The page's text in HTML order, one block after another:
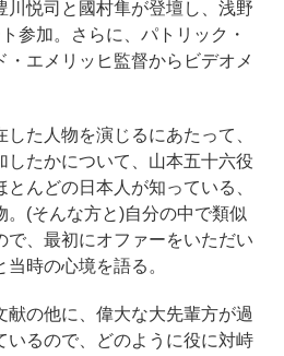
川悦司と國村隼が登壇し、浅野
参加。さらに、パトリック・
・エメリッヒ監督からビデオメ
た人物を演じるにあたって、
したかについて、山本五十六役
んどの日本人が知っている、
。(そんな方と)自分の中で類似
で、最初にオファーをいただい
時の心境を語る。
献の他に、偉大な大先輩方が過
いるので、どのように役に対峙